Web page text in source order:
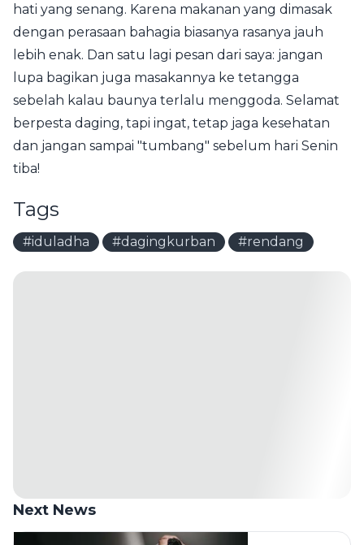
hati yang senang. Karena makanan yang dimasak
dengan perasaan bahagia biasanya rasanya jauh
lebih enak. Dan satu lagi pesan dari saya: jangan
lupa bagikan juga masakannya ke tetangga
sebelah kalau baunya terlalu menggoda. Selamat
berpesta daging, tapi ingat, tetap jaga kesehatan
dan jangan sampai "tumbang" sebelum hari Senin
tiba!
Tags
#iduladha #dagingkurban #rendang
Next News